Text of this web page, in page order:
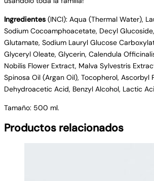
Ingredientes (INCI): Aqua (Thermal Water),
Sodium Cocoamphoacetate, Decyl
Glutamate, Sodium Lauryl Glucose
Glyceryl Oleate, Glycerin, Calendula
Nobilis Flower Extract, Malva Sylvestris
Spinosa Oil (Argan Oil), Tocopherol, Ascorbyl
Dehydroacetic Acid, Benzyl Alcohol, Lactic
Tamaño: 500 ml.
Productos relacionados